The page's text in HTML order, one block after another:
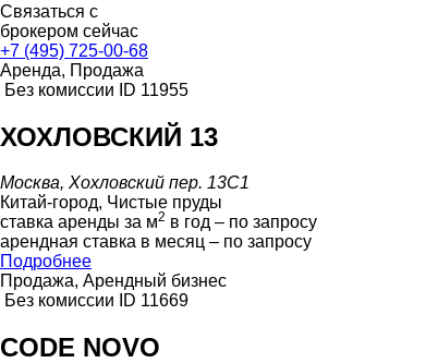
Связаться с
брокером сейчас
+7 (495) 725-00-68
Аренда, Продажа
Без комиссии
ID 11955
ХОХЛОВСКИЙ 13
Москва, Хохловский пер. 13С1
Китай-город, Чистые пруды
ставка аренды за м2 в год – по запросу
арендная ставка в месяц – по запросу
Подробнее
Продажа, Арендный бизнес
Без комиссии
ID 11669
CODE NOVO